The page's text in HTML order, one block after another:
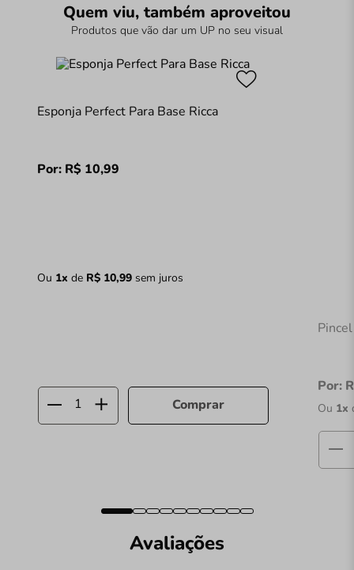
Quem viu, também aproveitou
Produtos que vão dar um UP no seu visual
Esponja Perfect Para Base Ricca
Por: R$ 10,99
Ou 1x de R$ 10,99sem juros
Comprar
Por:
Ou 1x
Avaliações